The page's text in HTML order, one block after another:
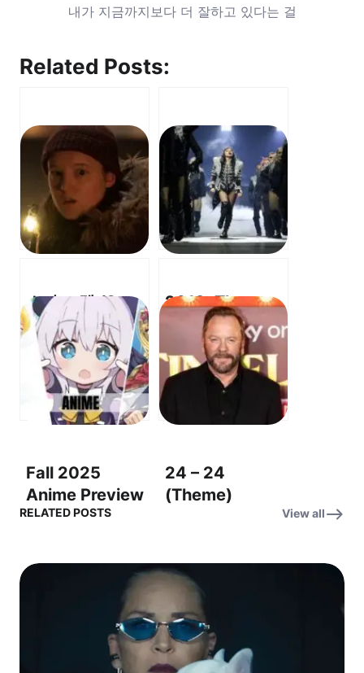
내가 지금까지보다 더 잘하고 있다는 걸
Related Posts:
스타 트렉 (Star
Trek) –
Assignment:
Earth OST – 지
구 배정
(Assignment:
2012: The
World We
Knew – OST:
Time to Say
Goodbye (Con
te partirò) – 굿
Fall 2025
Anime Preview
OST – “Into the
지의 세계로)
24 – 24
(Theme)
Series
Soundtrack) –
지널 TV 시리즈
사운드트랙)
RELATED POSTS View all